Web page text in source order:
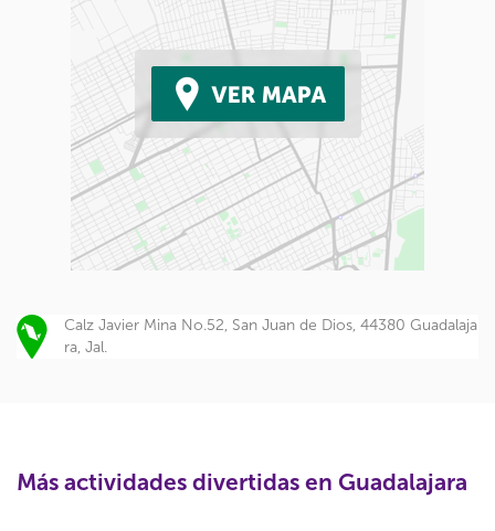
Calz Javier Mina No.52, San Juan de Dios, 44380 Guadalaja
ra, Jal.
Más actividades divertidas en Guadalajara